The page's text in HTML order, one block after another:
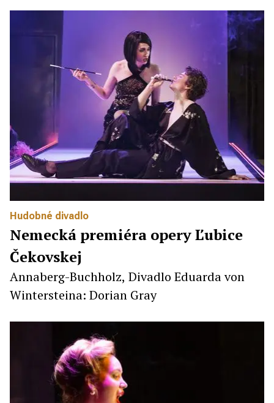
Hudobné divadlo
Nemecká premiéra opery Ľubice
Čekovskej
Annaberg-Buchholz, Divadlo Eduarda von
Wintersteina: Dorian Gray